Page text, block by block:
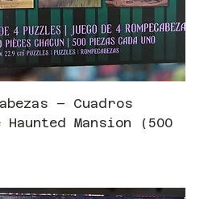
– Cuadros
Haunted Mansion (500